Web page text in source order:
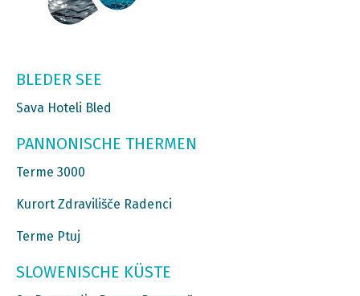
BLEDER SEE
Sava Hoteli Bled
PANNONISCHE THERMEN
Terme 3000
Kurort Zdravilišče Radenci
Terme Ptuj
SLOWENISCHE KÜSTE